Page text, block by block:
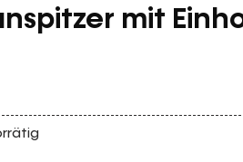
mit